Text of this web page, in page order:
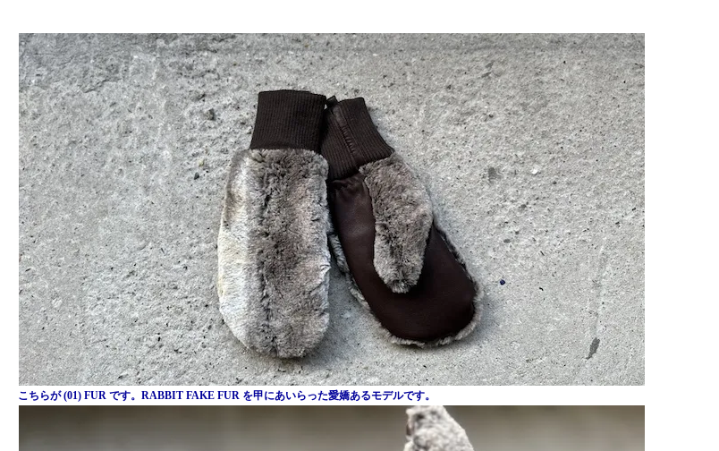
こちらが (01) FUR です。RABBIT FAKE FUR を甲にあいらった愛嬌あるモデルです。